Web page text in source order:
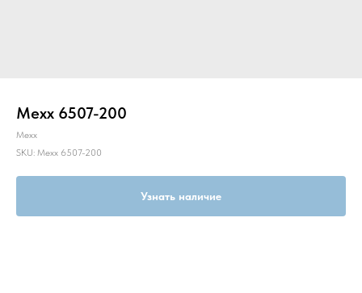
Mexx 6507-200
Mexx
SKU: Mexx 6507-200
Узнать наличие